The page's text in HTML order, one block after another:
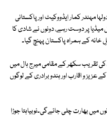
مہندر کمار ایڈووکیٹ اور پاکستانی
پر دوست رہے، دونوں نے شادی کا
خانہ کے ہمراہ پاکستان پہنچ گیا۔
تقریب سکھر کے مقامی میرج ہال میں
عزیز و اقارب اور ہندو برادری کے لوگوں
میں بھارت چلی جائےگی۔نوبیاہتا جوڑا